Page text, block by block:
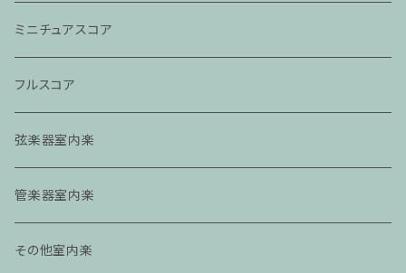
ミニチュアスコア
フルスコア
弦楽器室内楽
管楽器室内楽
その他室内楽